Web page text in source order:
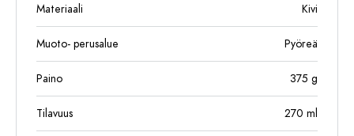
Materiaali Kivi
Muoto- perusalue Pyöreä
Paino 375 g
Tilavuus 270 ml